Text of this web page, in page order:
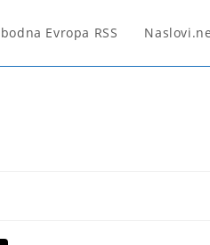
Evropa RSS